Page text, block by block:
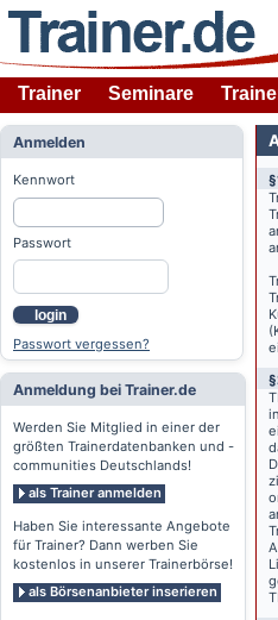
Trainer Seminare
Anmelden
Kennwort
Passwort
login
Passwort vergessen?
Anmeldung bei Trainer.de
Werden Sie Mitglied in einer der
größten Trainerdatenbanken und -
communities Deutschlands!
als Trainer anmelden
Haben Sie interessante Angebote
für Trainer? Dann werben Sie
kostenlos in unserer Trainerbörse!
als Börsenanbieter inserieren